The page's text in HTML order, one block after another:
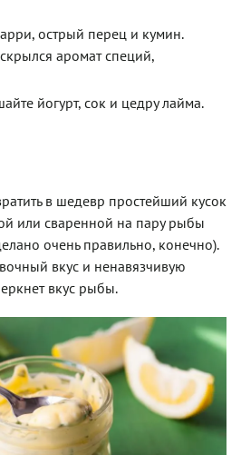
острый перец и кумин.
аромат специй,
йогурт, сок и цедру лайма.
в шедевр простейший кусок
или сваренной на пару рыбы
очень правильно, конечно).
вкус и ненавязчивую
вкус рыбы.